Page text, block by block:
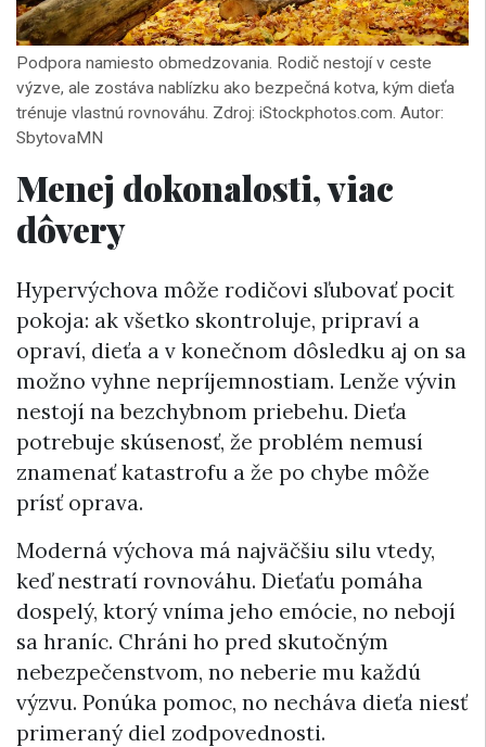
Podpora namiesto obmedzovania. Rodič nestojí v ceste
výzve, ale zostáva nablízku ako bezpečná kotva, kým dieťa
trénuje vlastnú rovnováhu. Zdroj: iStockphotos.com. Autor:
SbytovaMN
Menej dokonalosti, viac
dôvery
Hypervýchova môže rodičovi sľubovať pocit
pokoja: ak všetko skontroluje, pripraví a
opraví, dieťa a v konečnom dôsledku aj on sa
možno vyhne nepríjemnostiam. Lenže vývin
nestojí na bezchybnom priebehu. Dieťa
potrebuje skúsenosť, že problém nemusí
znamenať katastrofu a že po chybe môže
prísť oprava.
Moderná výchova má najväčšiu silu vtedy,
keď nestratí rovnováhu. Dieťaťu pomáha
dospelý, ktorý vníma jeho emócie, no nebojí
sa hraníc. Chráni ho pred skutočným
nebezpečenstvom, no neberie mu každú
výzvu. Ponúka pomoc, no necháva dieťa niesť
primeraný diel zodpovednosti.